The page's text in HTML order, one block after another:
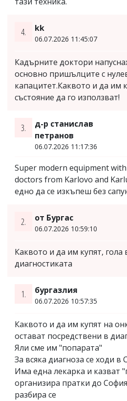
4. kk
06.07.2026 11:45:07
Кадърните доктори
основно пришълците с
капацитет.Каквото и да им
състояние да го използват!
3.
д-р станислав
петранов
06.07.2026 11:17:36
Super modern equipment
doctors from Karlovo and
едно да се изкъпеш без
2. от Бургас
06.07.2026 10:59:10
Каквото и да им купят, гола
диагностиката
1. бургазлия
06.07.2026 10:57:35
Каквото и да им купят на
остават посредствени в
Яли сме им "попарата"
За всяка диагноза се ходи в
Има една лекарка и казват
организира пратки до
разбира се